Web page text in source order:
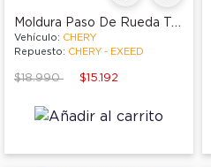
Moldura Paso De Rueda Trasera Derecha
Vehículo: CHERY
Repuesto: CHERY - EXEED
Price reduced from
$18.990to $15.192